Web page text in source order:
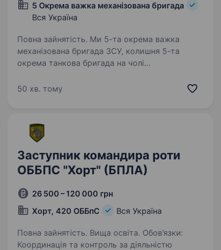
5 Окрема важка механізована бригада
Вся Україна
Повна зайнятість. Ми 5-та окрема важка
механізована бригада ЗСУ, колишня 5-та
окрема танкова бригада на чолі
в битві за Бахмут, коли його підрозділ
50 хв. тому
Заступник командира роти
ОББПС "Хорт" (БПЛА)
26 500 – 120 000 грн
Хорт, 420 ОББпС
Вся Україна
Повна зайнятість. Вища освіта. Обов’язки:
Координація та контроль за діяльністю